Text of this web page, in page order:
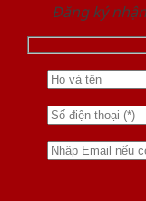
Đăng ký